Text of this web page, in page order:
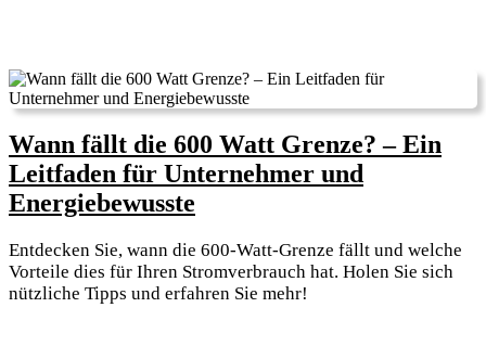
Wann fällt die 600 Watt Grenze? – Ein
Leitfaden für Unternehmer und
Energiebewusste
die
600
Entdecken Sie, wann die 600-Watt-Grenze fällt und welche
Vorteile dies für Ihren Stromverbrauch hat. Holen Sie sich
nützliche Tipps und erfahren Sie mehr!